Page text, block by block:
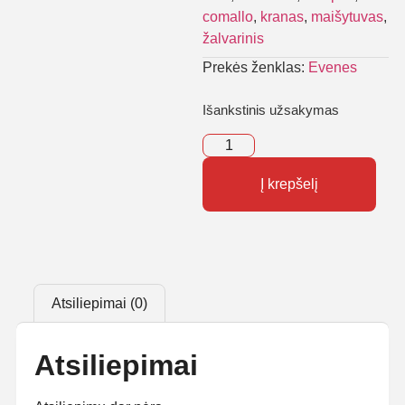
comallo, kranas, maišytuvas,
žalvarinis
Prekės ženklas: Evenes
Išankstinis užsakymas
Į krepšelį
Atsiliepimai (0)
Atsiliepimai